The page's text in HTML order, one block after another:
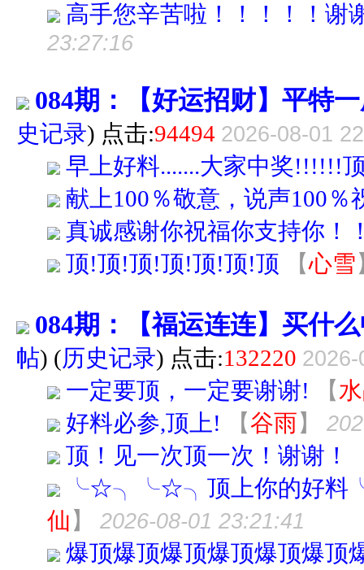
高手您辛苦啦！！！！！谢
23:27:16
084期：【好运招财】平特
史记录) 点击:94494 2026-08-01
早上好料.......大家中奖!!!!!!
献上100％敬意，说声100％
真诚感谢你祝福你支持你！
顶!顶!顶!顶!顶!顶!顶
【心雪
084期：【福运连连】买什
帖) (历史记录) 点击:132220
一定要顶，一定要谢谢! 【
好料必参,顶上!
【谷雨】
顶！见一次顶一次！谢谢！
╰☆╮╰☆╮顶上你的好
仙 】 2026-08-01 23:21:41
爆顶爆顶爆顶爆顶爆顶爆顶